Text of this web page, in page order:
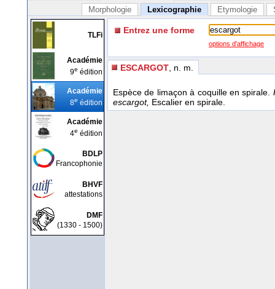
Morphologie Lexicographie Etymologie
TLFi
Académie
9e édition
Académie
8e édition
Académie
4e édition
BDLP
Francophonie
BHVF
attestations
DMF
(1330 - 1500)
Entrez une forme
options d'affichage
ESCARGOT , n. m.
Espèce de limaçon à coquille en spirale.
escargot, Escalier en spirale.